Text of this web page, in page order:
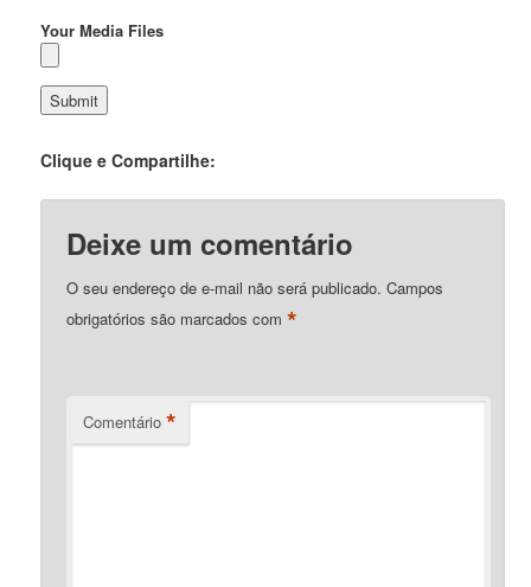
Your Media Files
Clique e Compartilhe:
Deixe um comentário
O seu endereço de e-mail não será publicado. Campos
obrigatórios são marcados com*
Comentário *